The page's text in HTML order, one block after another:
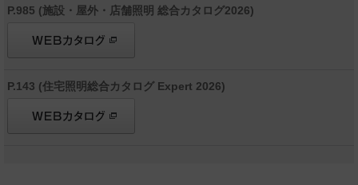
P.985 (施設・屋外・店舗照明 総合カタログ2026)
P.143 (住宅照明総合カタログ Expert 2026)